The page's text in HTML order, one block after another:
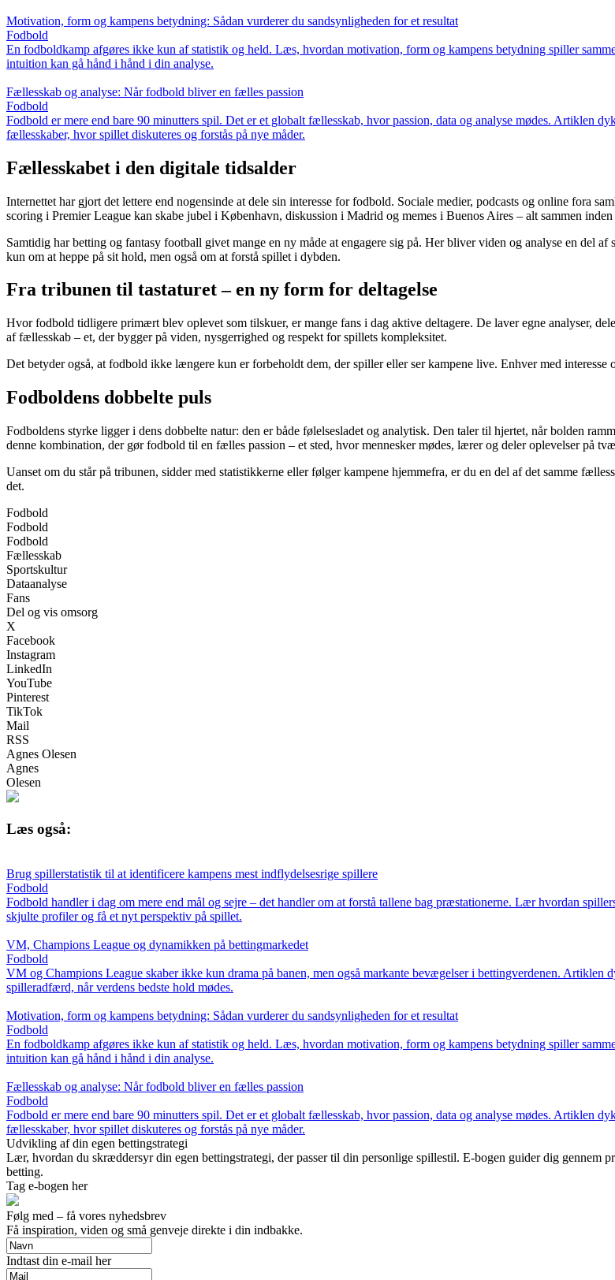
Motivation, form og kampens betydning: Sådan vurderer du sandsynligheden for et resultat
Fodbold
En fodboldkamp afgøres ikke kun af statistik og held. Læs, hvordan motivation, form og kampens betydning spiller
intuition kan gå hånd i hånd i din analyse.
Fællesskab og analyse: Når fodbold bliver en fælles passion
Fodbold
Fodbold er mere end bare 90 minutters spil. Det er et globalt fællesskab, hvor passion, data og analyse mødes. Artiklen
fællesskaber, hvor spillet diskuteres og forstås på nye måder.
Fællesskabet i den digitale tidsalder
Internettet har gjort det lettere end nogensinde at dele sin interesse for fodbold. Sociale medier, podcasts og online fora
scoring i Premier League kan skabe jubel i København, diskussion i Madrid og memes i Buenos Aires – alt sammen
Samtidig har betting og fantasy football givet mange en ny måde at engagere sig på. Her bliver viden og analyse en del
kun om at heppe på sit hold, men også om at forstå spillet i dybden.
Fra tribunen til tastaturet – en ny form for deltagelse
Hvor fodbold tidligere primært blev oplevet som tilskuer, er mange fans i dag aktive deltagere. De laver egne analyser,
af fællesskab – et, der bygger på viden, nysgerrighed og respekt for spillets kompleksitet.
Det betyder også, at fodbold ikke længere kun er forbeholdt dem, der spiller eller ser kampene live. Enhver med interesse
Fodboldens dobbelte puls
Fodboldens styrke ligger i dens dobbelte natur: den er både følelsesladet og analytisk. Den taler til hjertet, når bolden
denne kombination, der gør fodbold til en fælles passion – et sted, hvor mennesker mødes, lærer og deler oplevelser på
Uanset om du står på tribunen, sidder med statistikkerne eller følger kampene hjemmefra, er du en del af det samme
det.
Fodbold
Fodbold
Fodbold
Fællesskab
Sportskultur
Dataanalyse
Fans
Del og vis omsorg
X
Facebook
Instagram
LinkedIn
YouTube
Pinterest
TikTok
Mail
RSS
Agnes Olesen
Agnes
Olesen
Læs også:
Brug spillerstatistik til at identificere kampens mest indflydelsesrige spillere
Fodbold
Fodbold handler i dag om mere end mål og sejre – det handler om at forstå tallene bag præstationerne. Lær hvordan
skjulte profiler og få et nyt perspektiv på spillet.
VM, Champions League og dynamikken på bettingmarkedet
Fodbold
VM og Champions League skaber ikke kun drama på banen, men også markante bevægelser i bettingverdenen.
spilleradfærd, når verdens bedste hold mødes.
Motivation, form og kampens betydning: Sådan vurderer du sandsynligheden for et resultat
Fodbold
En fodboldkamp afgøres ikke kun af statistik og held. Læs, hvordan motivation, form og kampens betydning spiller
intuition kan gå hånd i hånd i din analyse.
Fællesskab og analyse: Når fodbold bliver en fælles passion
Fodbold
Fodbold er mere end bare 90 minutters spil. Det er et globalt fællesskab, hvor passion, data og analyse mødes. Artiklen
fællesskaber, hvor spillet diskuteres og forstås på nye måder.
Udvikling af din egen bettingstrategi
Lær, hvordan du skræddersyr din egen bettingstrategi, der passer til din personlige spillestil. E-bogen guider dig gennem
betting.
Tag e-bogen her
Følg med – få vores nyhedsbrev
Få inspiration, viden og små genveje direkte i din indbakke.
Indtast din e-mail her